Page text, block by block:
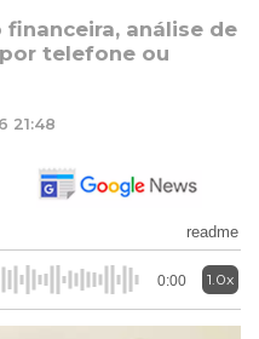
análise de
telefone ou
21:48
readme
0:00 1.0x